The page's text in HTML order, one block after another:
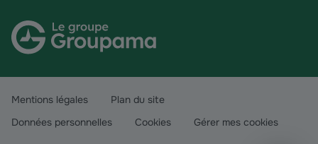
Mentions légales
Plan du site
Données personnelles
Cookies Gérer mes cookies